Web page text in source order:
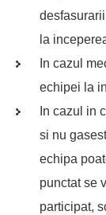
la
In cazul
echipei la
In cazul in
si nu
echipa
punctat se
participat,